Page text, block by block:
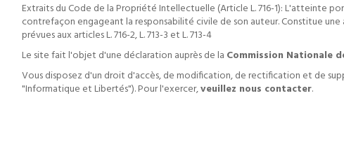
Extraits du Code de la Propriété Intellectuelle (Article L. 716-1): L'atteinte
contrefaçon engageant la responsabilité civile de son auteur. Constitue
prévues aux articles L. 716-2, L. 713-3 et L. 713-4
Le site fait l'objet d'une déclaration auprès de la Commission Nationale
Vous disposez d'un droit d'accès, de modification, de rectification et de
"Informatique et Libertés"). Pour l'exercer,veuillez nous contacter.